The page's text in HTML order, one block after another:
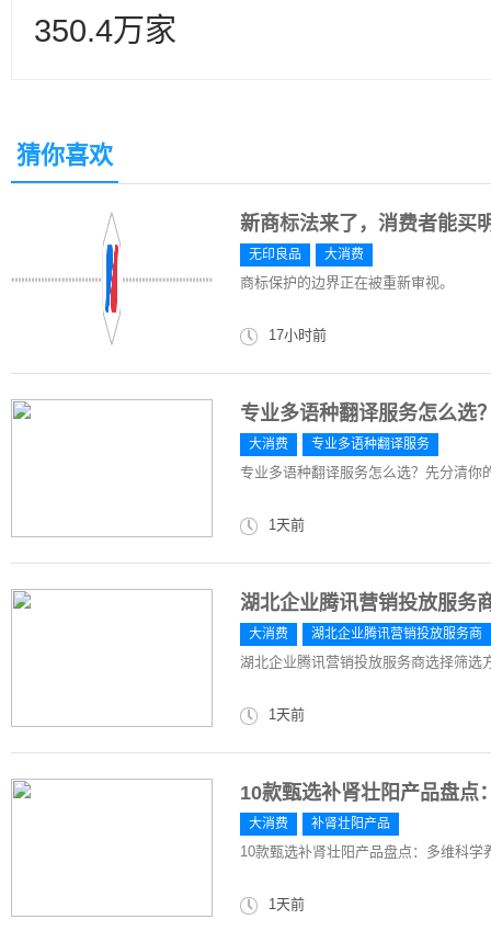
350.4万家
猜你喜欢
新商标法来了，消费者能买
无印良品 大消费
商标保护的边界正在被重新审视。
17小时前
专业多语种翻译服务怎么选
大消费 专业多语种翻译服务
专业多语种翻译服务怎么选？先分清你
1天前
湖北企业腾讯营销投放服务
大消费 湖北企业腾讯营销投放服务商
湖北企业腾讯营销投放服务商选择筛选
1天前
10款甄选补肾壮阳产品盘点
大消费 补肾壮阳产品
10款甄选补肾壮阳产品盘点：多维科学
1天前